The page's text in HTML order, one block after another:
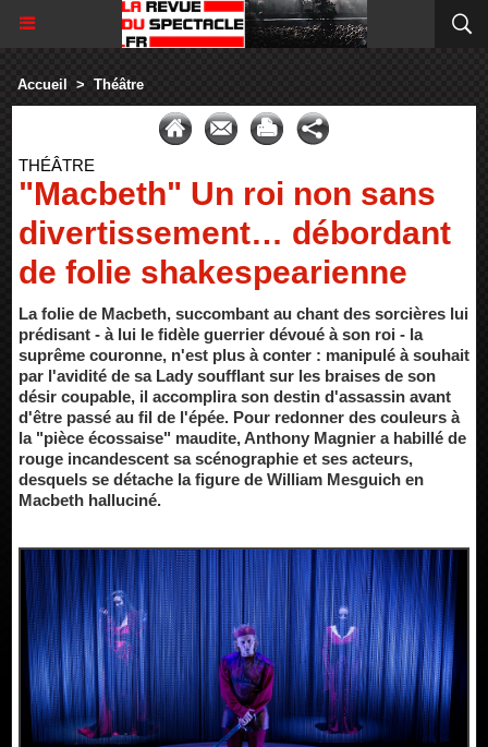
Accueil > Théâtre
THÉÂTRE
"Macbeth" Un roi non sans
divertissement… débordant
de folie shakespearienne
La folie de Macbeth, succombant au chant des sorcières lui
prédisant - à lui le fidèle guerrier dévoué à son roi - la
suprême couronne, n'est plus à conter : manipulé à souhait
par l'avidité de sa Lady soufflant sur les braises de son
désir coupable, il accomplira son destin d'assassin avant
d'être passé au fil de l'épée. Pour redonner des couleurs à
la "pièce écossaise" maudite, Anthony Magnier a habillé de
rouge incandescent sa scénographie et ses acteurs,
desquels se détache la figure de William Mesguich en
Macbeth halluciné.